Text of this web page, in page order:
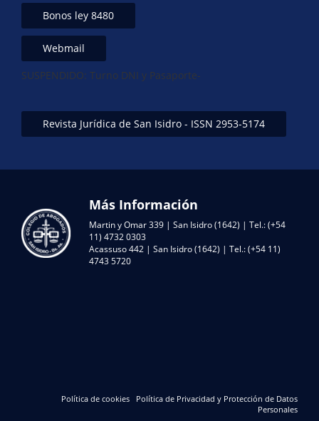
Bonos ley 8480
Webmail
SUSPENDIDO: Turno DNI y Pasaporte-
Revista Jurídica de San Isidro - ISSN 2953-5174
Más Información
Martin y Omar 339 | San Isidro (1642) | Tel.: (+54
11) 4732 0303
Acassuso 442 | San Isidro (1642) | Tel.: (+54 11)
4743 5720
Política de cookies
Política de Privacidad y Protección de Datos
Personales